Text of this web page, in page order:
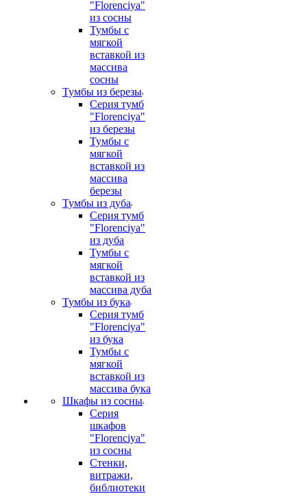
"Florenciya"
из сосны
Тумбы с
мягкой
вставкой из
массива
сосны
Тумбы из березы
Серия тумб
"Florenciya"
из березы
Тумбы с
мягкой
вставкой из
массива
березы
Тумбы из дуба
Серия тумб
"Florenciya"
из дуба
Тумбы с
мягкой
вставкой из
массива дуба
Тумбы из бука
Серия тумб
"Florenciya"
из бука
Тумбы с
мягкой
вставкой из
массива бука
Шкафы из сосны
Серия
шкафов
"Florenciya"
из сосны
Стенки,
витражи,
библиотеки